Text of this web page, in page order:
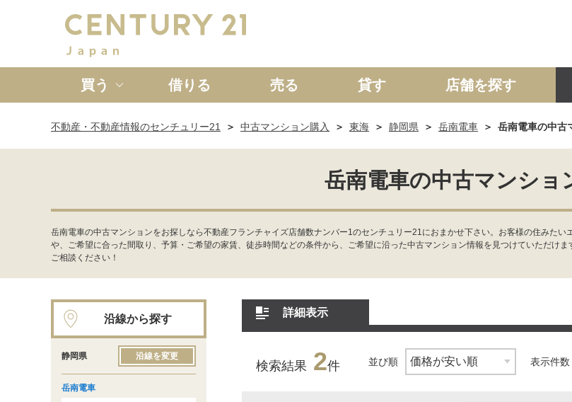
買う
新築一戸建て 中古一戸建て マンション 土地 事
借りる 売る 貸す 店舗を探す
不動産・不動産情報のセンチュリー21 中古マンション購入 東海 静岡県 岳南電車 岳南電車の中古
岳南電車の中古マンショ
岳南電車の中古マンションをお探しなら不動産フランチャイズ店舗数ナンバー1のセンチュリー21におまかせ下さい。お客様の住みた
や、ご希望に合った間取り、予算・ご希望の家賃、徒歩時間などの条件から、ご希望に沿った中古マンション情報を見つけていただけ
ご相談ください！
詳細表示
検索結果 2件 並び順 表示件数
沿線から探す
静岡県 沿線を変更
岳南電車